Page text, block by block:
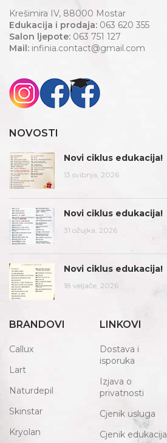
Krešimira IV, 88000 Mostar
Edukacija i prodaja: 063 620 355
Salon ljepote: 063 751 127
Mail: infinia.contact@gmail.com
NOVOSTI
Novi ciklus edukacija!
13 svibnja, 2026
Novi ciklus edukacija!
31 ožujka, 2026
Novi ciklus edukacija!
18 veljače, 2026
BRANDOVI
Callux
Lart
Naturdepil
Skinstar
Kryolan
LINKOVI
Dostava i
isporuka
Izjava o
privatnosti
Cjenik usluga
Cjenik edukacija